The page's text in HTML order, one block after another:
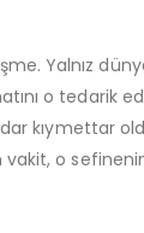
Yalnız
o tedarik
kıymettar
o